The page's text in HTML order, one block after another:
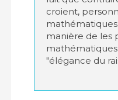
croient,
manière de les
"élégance du